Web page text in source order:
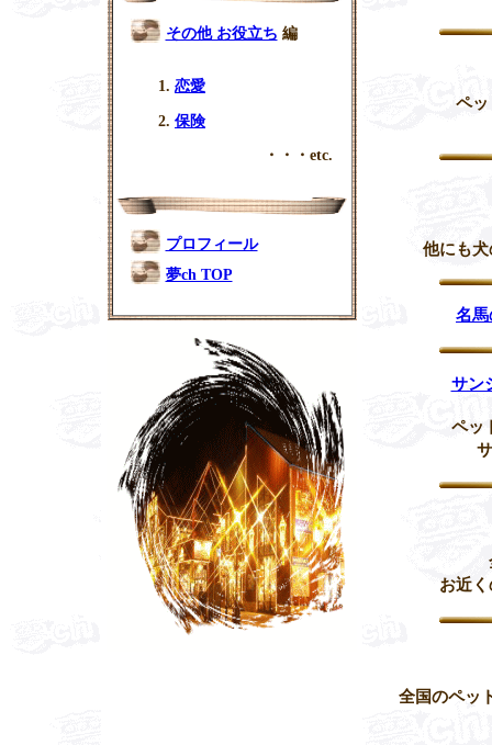
ペッ
他にも
名馬
サン
ペッ
お近
全国のペッ
その他 お役立ち 編
恋愛
保険
・・・etc.
プロフィール
夢ch TOP